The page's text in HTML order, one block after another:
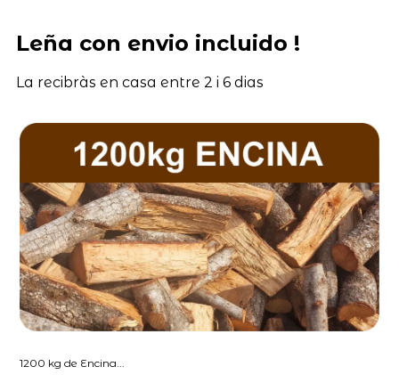
Leña con envio incluido !
La recibràs en casa entre 2 i 6 dias
1200 kg de Encina...